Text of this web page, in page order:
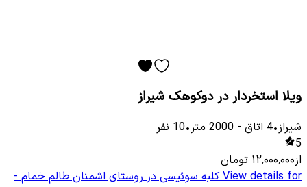
ویلا استخردار در دوکوهک شیراز
شیراز•
4 اتاق -
2000 متر•
10 نفر
5
از۱۲٬۰۰۰٬۰۰۰ تومان
View details for کلبه سوئیسی در روستای اشمنان طالم خمام -